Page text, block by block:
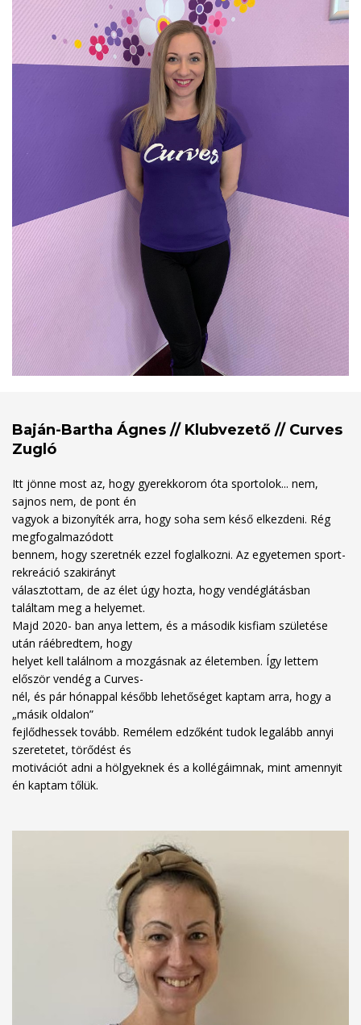
Baján-Bartha Ágnes // Klubvezető // Curves
Zugló
Itt jönne most az, hogy gyerekkorom óta sportolok... nem,
sajnos nem, de pont én
vagyok a bizonyíték arra, hogy soha sem késő elkezdeni. Rég
megfogalmazódott
bennem, hogy szeretnék ezzel foglalkozni. Az egyetemen sport-
rekreáció szakirányt
választottam, de az élet úgy hozta, hogy vendéglátásban
találtam meg a helyemet.
Majd 2020- ban anya lettem, és a második kisfiam születése
után ráébredtem, hogy
helyet kell találnom a mozgásnak az életemben. Így lettem
először vendég a Curves-
nél, és pár hónappal később lehetőséget kaptam arra, hogy a
„másik oldalon”
fejlődhessek tovább. Remélem edzőként tudok legalább annyi
szeretetet, törődést és
motivációt adni a hölgyeknek és a kollégáimnak, mint amennyit
én kaptam tőlük.